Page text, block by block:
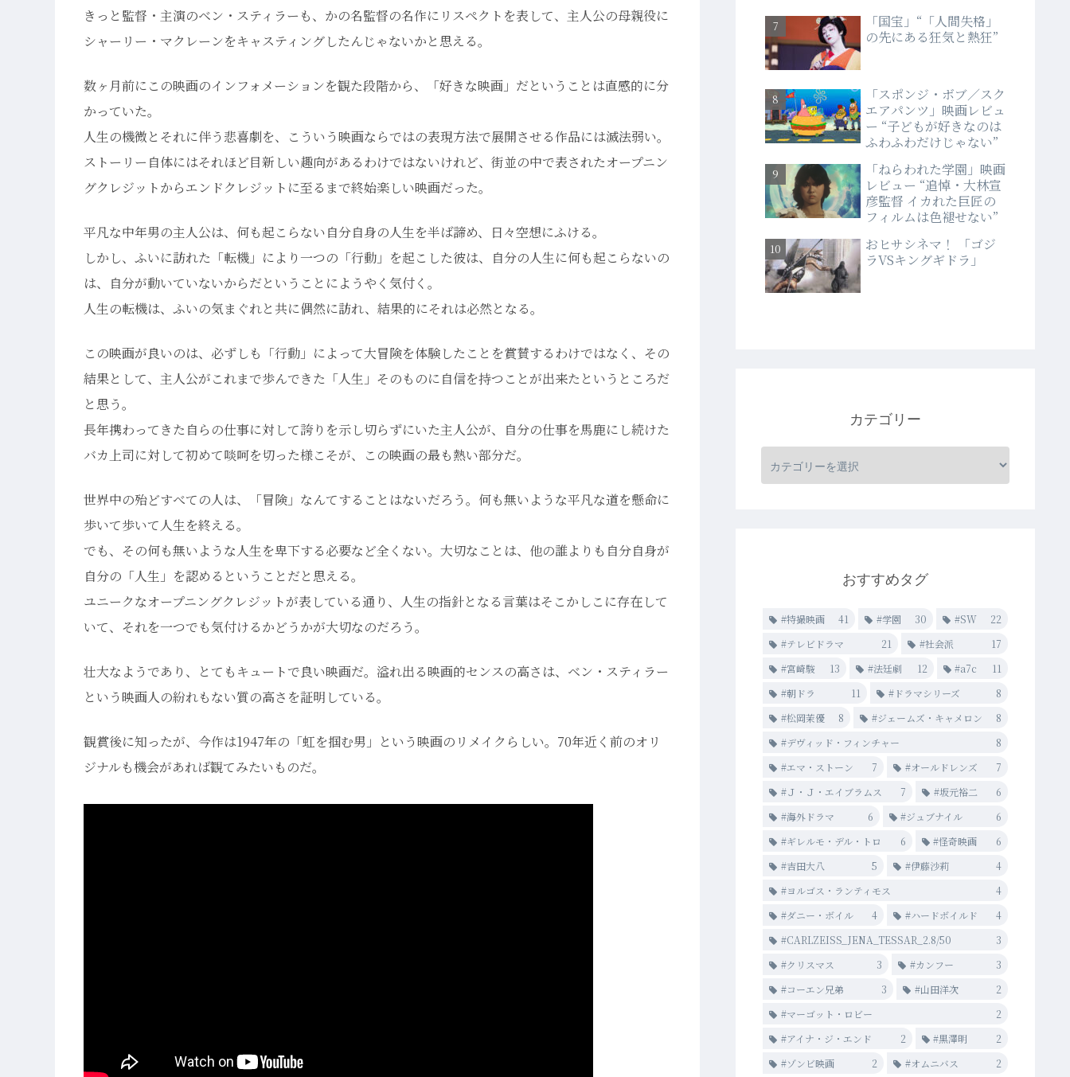
きっと監督・主演のベン・スティラーも、かの名監督の名作にリスペクトを表して、主人公の母親役に
シャーリー・マクレーンをキャスティングしたんじゃないかと思える。
数ヶ月前にこの映画のインフォメーションを観た段階から、「好きな映画」だということは直感的に分
かっていた。
人生の機微とそれに伴う悲喜劇を、こういう映画ならではの表現方法で展開させる作品には滅法弱い。
ストーリー自体にはそれほど目新しい趣向があるわけではないけれど、街並の中で表されたオープニン
グクレジットからエンドクレジットに至るまで終始楽しい映画だった。
平凡な中年男の主人公は、何も起こらない自分自身の人生を半ば諦め、日々空想にふける。
しかし、ふいに訪れた「転機」により一つの「行動」を起こした彼は、自分の人生に何も起こらないの
は、自分が動いていないからだということにようやく気付く。
人生の転機は、ふいの気まぐれと共に偶然に訪れ、結果的にそれは必然となる。
この映画が良いのは、必ずしも「行動」によって大冒険を体験したことを賞賛するわけではなく、その
結果として、主人公がこれまで歩んできた「人生」そのものに自信を持つことが出来たというところだ
と思う。
長年携わってきた自らの仕事に対して誇りを示し切らずにいた主人公が、自分の仕事を馬鹿にし続けた
バカ上司に対して初めて啖呵を切った様こそが、この映画の最も熱い部分だ。
世界中の殆どすべての人は、「冒険」なんてすることはないだろう。何も無いような平凡な道を懸命に
歩いて歩いて人生を終える。
でも、その何も無いような人生を卑下する必要など全くない。大切なことは、他の誰よりも自分自身が
自分の「人生」を認めるということだと思える。
ユニークなオープニングクレジットが表している通り、人生の指針となる言葉はそこかしこに存在して
いて、それを一つでも気付けるかどうかが大切なのだろう。
壮大なようであり、とてもキュートで良い映画だ。溢れ出る映画的センスの高さは、ベン・スティラー
という映画人の紛れもない質の高さを証明している。
観賞後に知ったが、今作は1947年の「虹を掴む男」という映画のリメイクらしい。70年近く前のオリ
ジナルも機会があれば観てみたいものだ。
「国宝」“「人間失格」
の先にある狂気と熱狂”
「スポンジ・ボブ／スク
エアパンツ」映画レビュ
ー “子どもが好きなのは
ふわふわだけじゃない”
「ねらわれた学園」映画
レビュー “追悼・大林宣
彦監督 イカれた巨匠の
フィルムは色褪せない”
おヒサシネマ！ 「ゴジ
ラVSキングギドラ」
カテゴリー
おすすめタグ
#特撮映画 41 #学園 30 #SW
22
#テレビドラマ
21 #社会派
17
#宮崎駿
13 #法廷劇 12 #a7c
11
#朝ドラ
11 #ドラマシリーズ
8
#松岡茉優
8 #ジェームズ・キャメロン
8
#デヴィッド・フィンチャー
8
#エマ・ストーン
7 #オールドレンズ
7
#Ｊ・Ｊ・エイブラムス
7 #坂元裕二
6
#海外ドラマ
6 #ジュブナイル
6
#ギレルモ・デル・トロ
6 #怪奇映画
6
#吉田大八
5 #伊藤沙莉
4
#ヨルゴス・ランティモス
4
#ダニー・ボイル
4 #ハードボイルド
4
#CARLZEISS_JENA_TESSAR_2.8/50
3
#クリスマス
3 #カンフー
3
#コーエン兄弟
3 #山田洋次
2
#マーゴット・ロビー
2
#アイナ・ジ・エンド
2 #黒澤明
2
#ゾンビ映画
2 #オムニバス
2